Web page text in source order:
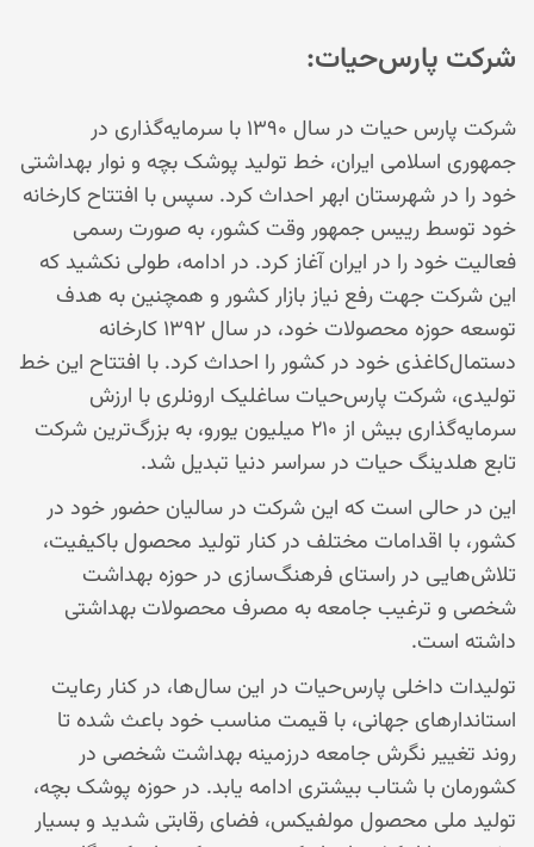
شرکت پارس‌حیات:
شرکت پارس حیات در سال ۱۳۹۰ با سرمایه‌گذاری در
جمهوری اسلامی ایران، خط تولید پوشک بچه و نوار بهداشتی
خود را در شهرستان ابهر احداث کرد. سپس با افتتاح کارخانه
خود توسط رییس جمهور وقت کشور، به صورت رسمی
فعالیت خود را در ایران آغاز کرد. در ادامه، طولی نکشید که
این شرکت جهت رفع نیاز بازار کشور و همچنین به هدف
توسعه حوزه محصولات خود، در سال ۱۳۹۲ کارخانه
دستمال‌کاغذی خود در کشور را احداث کرد. با افتتاح این خط
تولیدی، شرکت پارس‌حیات ساغلیک ارونلری با ارزش
سرمایه‌گذاری بیش از ۲۱۰ میلیون یورو، به بزرگ‌ترین شرکت
تابع هلدینگ حیات در سراسر دنیا تبدیل شد.
این در حالی است که این شرکت در سالیان حضور خود در
کشور، با اقدامات مختلف در کنار تولید محصول باکیفیت،
تلاش‌هایی در راستای فرهنگ‌سازی در حوزه بهداشت
شخصی و ترغیب جامعه به مصرف محصولات بهداشتی
داشته است.
تولیدات داخلی پارس‌حیات در این سال‌ها، در کنار رعایت
استاندارهای جهانی، با قیمت مناسب خود باعث شده تا
روند تغییر نگرش جامعه درزمینه بهداشت شخصی در
کشورمان با شتاب بیشتری ادامه یابد. در حوزه پوشک بچه،
تولید ملی محصول مولفیکس، فضای رقابتی شدید و بسیار